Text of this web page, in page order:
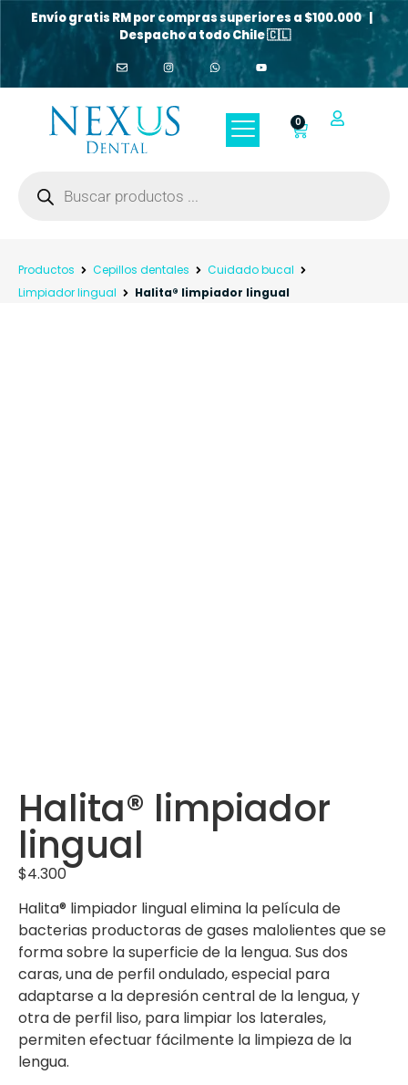
Envío gratis RM por compras superiores a $100.000 |
Despacho a todo Chile 🇨🇱
0
Productos Cepillos dentales
Cuidado bucal
Limpiador lingual
Halita® limpiador lingual
Halita® limpiador
lingual
$4.300
Halita® limpiador lingual elimina la película de
bacterias productoras de gases malolientes que se
forma sobre la superficie de la lengua. Sus dos
caras, una de perfil ondulado, especial para
adaptarse a la depresión central de la lengua, y
otra de perfil liso, para limpiar los laterales,
permiten efectuar fácilmente la limpieza de la
lengua.